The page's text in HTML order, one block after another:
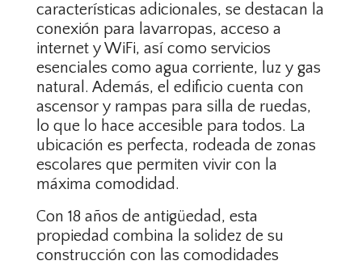
características adicionales, se destacan la
conexión para lavarropas, acceso a
internet y WiFi, así como servicios
esenciales como agua corriente, luz y gas
natural. Además, el edificio cuenta con
ascensor y rampas para silla de ruedas,
lo que lo hace accesible para todos. La
ubicación es perfecta, rodeada de zonas
escolares que permiten vivir con la
máxima comodidad.
Con 18 años de antigüedad, esta
propiedad combina la solidez de su
construcción con las comodidades